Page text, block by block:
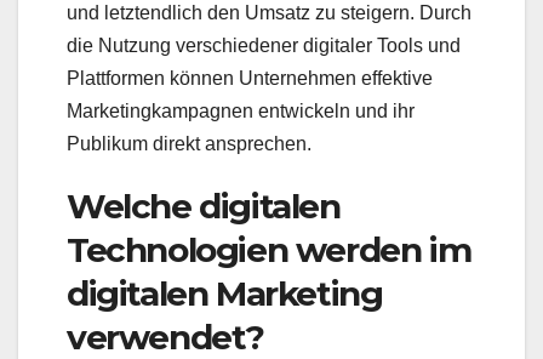
und letztendlich den Umsatz zu steigern. Durch
die Nutzung verschiedener digitaler Tools und
Plattformen können Unternehmen effektive
Marketingkampagnen entwickeln und ihr
Publikum direkt ansprechen.
Welche digitalen
Technologien werden im
digitalen Marketing
verwendet?